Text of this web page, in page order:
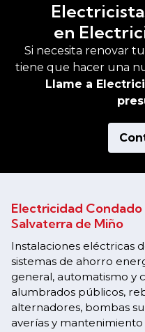
en
Si necesita renovar
tiene que hacer una
Llame a
Electricidad
Salvaterra de Miño
Instalaciones eléctricas
sistemas de ahorro
general, automatismo y
alumbrados públicos,
alternadores, bombas
averías y mantenimiento